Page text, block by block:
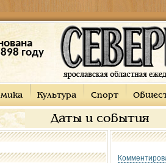
году
Культура Спорт
Даты и события